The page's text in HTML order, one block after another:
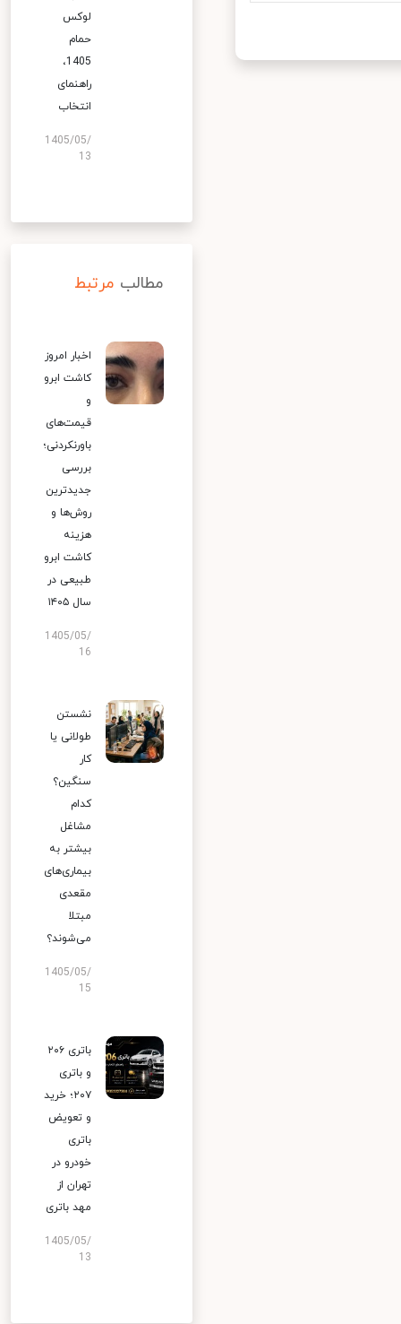
لوکس
حمام
1405،
راهنمای
انتخاب
1405/05/
13
مطالب مرتبط
اخبار امروز
کاشت ابرو
قیمت‌های
باورنکردنی؛
بررسی
جدیدترین
روش‌ها و
هزینه
کاشت ابرو
طبیعی در
سال ۱۴۰۵
1405/05/
16
نشستن
طولانی یا
کار
سنگین؟
کدام
مشاغل
بیشتر به
بیماری‌های
مقعدی
مبتلا
می‌شوند؟
1405/05/
15
باتری ۲۰۶
و باتری
۲۰۷؛ خرید
و تعویض
باتری
خودرو در
تهران از
مهد باتری
1405/05/
13